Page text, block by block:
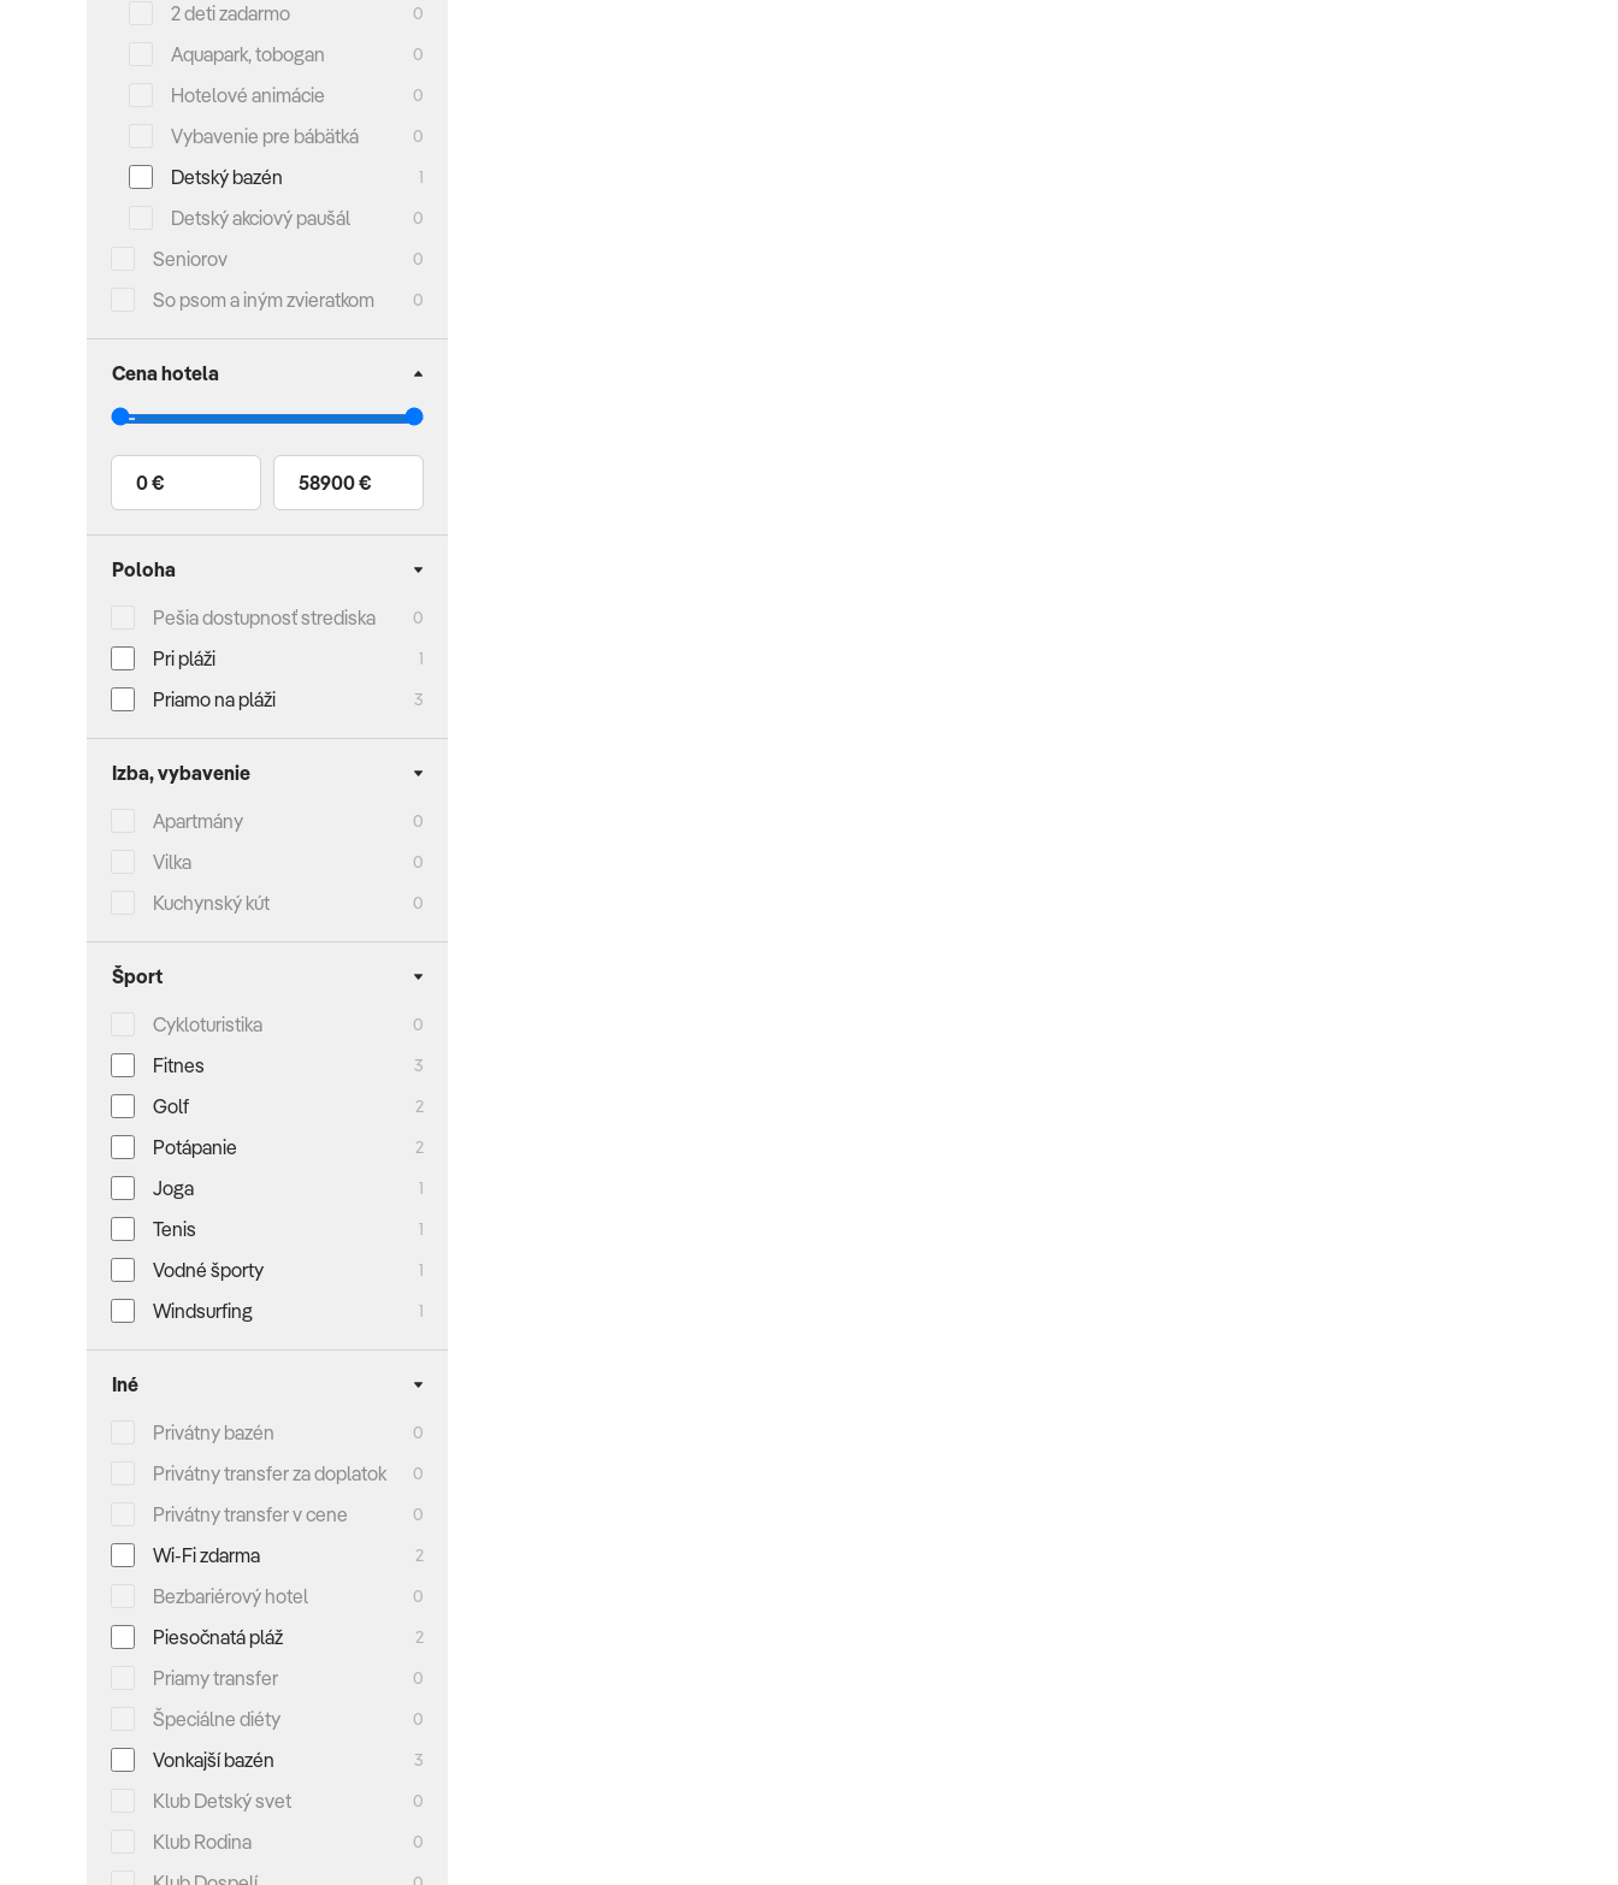
2 deti zadarmo 0
Aquapark, tobogan 0
Hotelové animácie 0
Vybavenie pre bábätká 0
Detský bazén 1
Detský akciový paušál 0
Seniorov 0
So psom a iným zvieratkom 0
Cena hotela
0 € 58900 €
Poloha
Pešia dostupnosť strediska
0
Pri pláži 1
Priamo na pláži 3
Izba, vybavenie
Apartmány
0
Vilka 0
Kuchynský kút 0
Šport
Cykloturistika
0
Fitnes 3
Golf 2
Potápanie 2
Joga 1
Tenis 1
Vodné športy 1
Windsurfing 1
Iné
Privátny bazén
0
Privátny transfer za doplatok 0
Privátny transfer v cene 0
Wi-Fi zdarma 2
Bezbariérový hotel 0
Piesočnatá pláž 2
Priamy transfer 0
Špeciálne diéty 0
Vonkajší bazén 3
Klub Detský svet 0
Klub Rodina 0